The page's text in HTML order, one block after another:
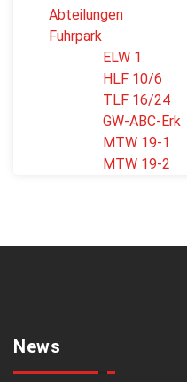
Abteilungen
Fuhrpark
ELW 1
HLF 10/6
TLF 16/24
GW-ABC-Erk
MTW 19-1
MTW 19-2
News